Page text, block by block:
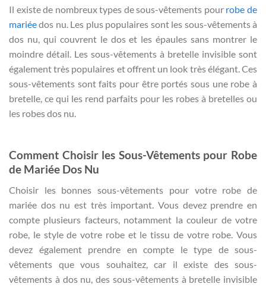
Il existe de nombreux types de sous-vêtements pour robe de
mariéedos nu. Les plus populaires sont les sous-vêtements à
dos nu, qui couvrent le dos et les épaules sans montrer le
moindre détail. Les sous-vêtements à bretelle invisible sont
également très populaires et offrent un look très élégant. Ces
sous-vêtements sont faits pour être portés sous une robe à
bretelle, ce qui les rend parfaits pour les robes à bretelles ou
les robes dos nu.
Comment Choisir les Sous-Vêtements pour Robe
de Mariée Dos Nu
Choisir les bonnes sous-vêtements pour votre robe de
mariée dos nu est très important. Vous devez prendre en
compte plusieurs facteurs, notamment la couleur de votre
robe, le style de votre robe et le tissu de votre robe. Vous
devez également prendre en compte le type de sous-
vêtements que vous souhaitez, car il existe des sous-
vêtements à dos nu, des sous-vêtements à bretelle invisible